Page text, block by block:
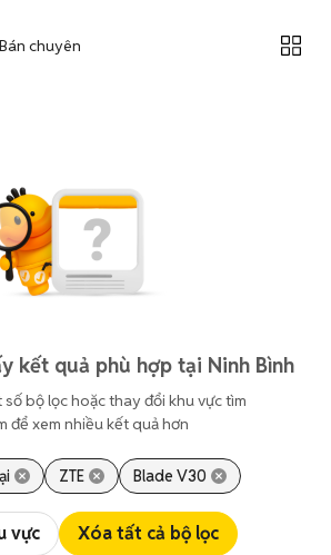
Bán chuyên
kết quả phù hợp tại Ninh Bình
số bộ lọc hoặc thay đổi khu vực tìm
để xem nhiều kết quả hơn
ZTE Blade V30
vực Xóa tất cả bộ lọc